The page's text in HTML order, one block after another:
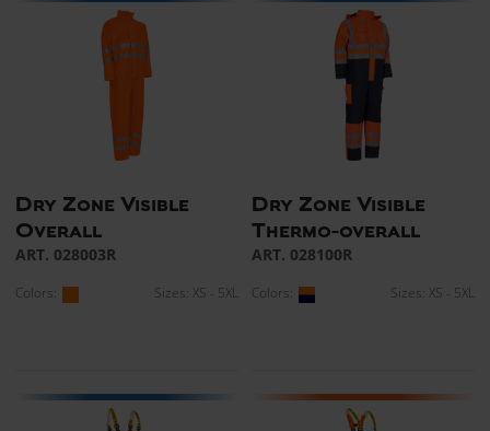
Dry Zone Visible
Overall
ART. 028003R
Colors: Sizes: XS - 5XL
Dry Zone Visible
Thermo-overall
ART. 028100R
Colors: Sizes: XS - 5XL